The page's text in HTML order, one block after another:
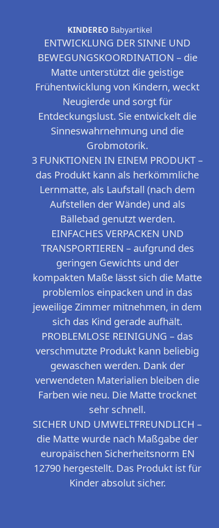
KINDEREO Babyartikel
ENTWICKLUNG DER SINNE UND
BEWEGUNGSKOORDINATION – die
Matte unterstützt die geistige
Frühentwicklung von Kindern, weckt
Neugierde und sorgt für
Entdeckungslust. Sie entwickelt die
Sinneswahrnehmung und die
Grobmotorik.
3 FUNKTIONEN IN EINEM PRODUKT –
das Produkt kann als herkömmliche
Lernmatte, als Laufstall (nach dem
Aufstellen der Wände) und als
Bällebad genutzt werden.
EINFACHES VERPACKEN UND
TRANSPORTIEREN – aufgrund des
geringen Gewichts und der
kompakten Maße lässt sich die Matte
problemlos einpacken und in das
jeweilige Zimmer mitnehmen, in dem
sich das Kind gerade aufhält.
PROBLEMLOSE REINIGUNG – das
verschmutzte Produkt kann beliebig
gewaschen werden. Dank der
verwendeten Materialien bleiben die
Farben wie neu. Die Matte trocknet
sehr schnell.
SICHER UND UMWELTFREUNDLICH –
die Matte wurde nach Maßgabe der
europäischen Sicherheitsnorm EN
12790 hergestellt. Das Produkt ist für
Kinder absolut sicher.